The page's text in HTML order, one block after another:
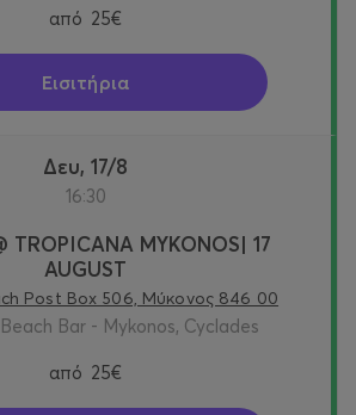
από 25€
Εισιτήρια
Δευ, 17/8
16:30
TROPICANA MYKONOS| 17
AUGUST
Post Box 506, Μύκονος 846 00
Bar - Mykonos, Cyclades
από 25€